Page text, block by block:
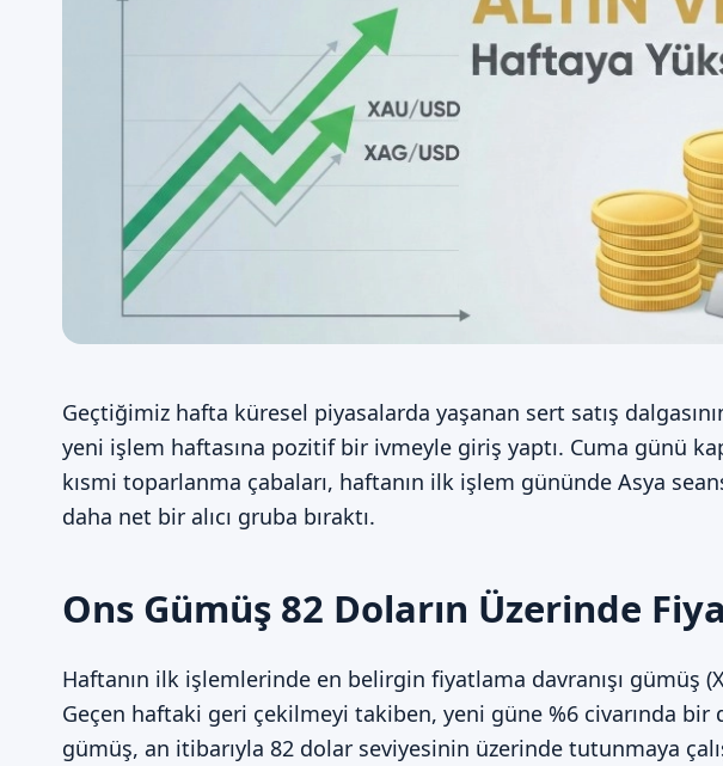
Geçtiğimiz hafta küresel piyasalarda yaşanan sert satış
yeni işlem haftasına pozitif bir ivmeyle giriş yaptı. Cuma günü
kısmi toparlanma çabaları, haftanın ilk işlem gününde Asya
daha net bir alıcı gruba bıraktı.
Ons Gümüş 82 Doların Üzerinde
Haftanın ilk işlemlerinde en belirgin fiyatlama davranışı gümüş
Geçen haftaki geri çekilmeyi takiben, yeni güne %6 civarında bir
gümüş, an itibarıyla 82 dolar seviyesinin üzerinde tutunmaya